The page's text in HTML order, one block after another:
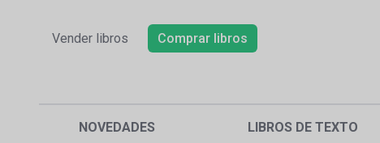
Vender libros Comprar libros
NOVEDADES LIBROS DE TEXTO